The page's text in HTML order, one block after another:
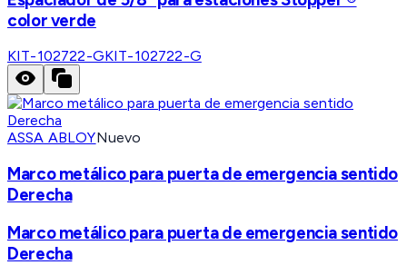
color verde
KIT-102722-GKIT-102722-G
ASSA ABLOYNuevo
Marco metálico para puerta de emergencia sentido
Derecha
Marco metálico para puerta de emergencia sentido
Derecha